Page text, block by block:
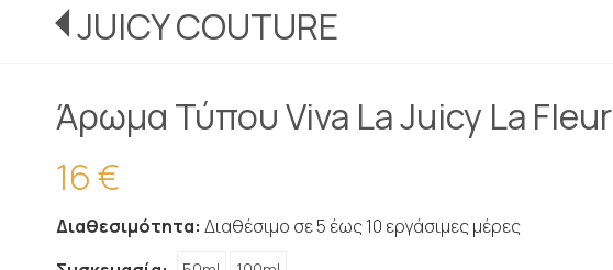
JUICY COUTURE
Άρωμα Τύπου Viva La Juicy La
16 €
Διαθεσιμότητα: Διαθέσιμο σε 5 έως 10 εργάσιμες μέρες